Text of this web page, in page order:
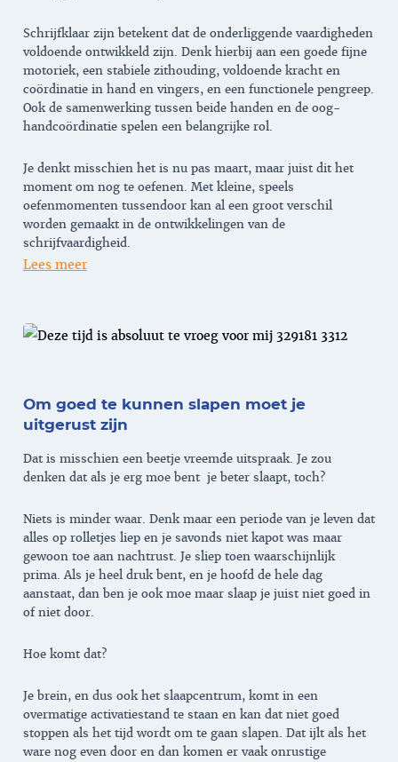
Schrijfklaar zijn betekent dat de onderliggende vaardigheden
voldoende ontwikkeld zijn. Denk hierbij aan een goede fijne
motoriek, een stabiele zithouding, voldoende kracht en
coördinatie in hand en vingers, en een functionele pengreep.
Ook de samenwerking tussen beide handen en de oog-
handcoördinatie spelen een belangrijke rol.
Je denkt misschien het is nu pas maart, maar juist dit het
moment om nog te oefenen. Met kleine, speels
oefenmomenten tussendoor kan al een groot verschil
worden gemaakt in de ontwikkelingen van de
schrijfvaardigheid.
Lees meer
Om goed te kunnen slapen moet je
uitgerust zijn
Dat is misschien een beetje vreemde uitspraak. Je zou
denken dat als je erg moe bent je beter slaapt, toch?
Niets is minder waar. Denk maar een periode van je leven dat
alles op rolletjes liep en je savonds niet kapot was maar
gewoon toe aan nachtrust. Je sliep toen waarschijnlijk
prima. Als je heel druk bent, en je hoofd de hele dag
aanstaat, dan ben je ook moe maar slaap je juist niet goed in
of niet door.
Hoe komt dat?
Je brein, en dus ook het slaapcentrum, komt in een
overmatige activatiestand te staan en kan dat niet goed
stoppen als het tijd wordt om te gaan slapen. Dat ijlt als het
ware nog even door en dan komen er vaak onrustige